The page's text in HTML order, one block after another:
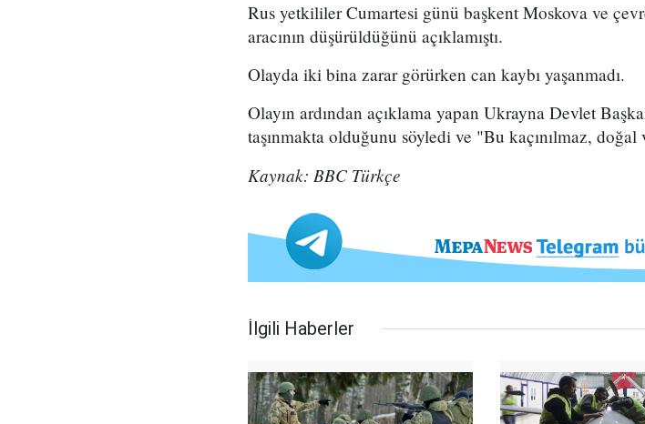
Rus yetkililer Cumartesi günü başkent Moskova ve
aracının düşürüldüğünü açıklamıştı.
Olayda iki bina zarar görürken can kaybı yaşanmadı.
Olayın ardından açıklama yapan Ukrayna Devlet
taşınmakta olduğunu söyledi ve "Bu kaçınılmaz,
Kaynak: BBC Türkçe
İlgili Haberler